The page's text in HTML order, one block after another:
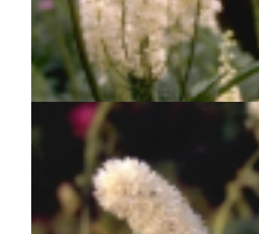
Zilverkaars
Cimicifuga dahurica